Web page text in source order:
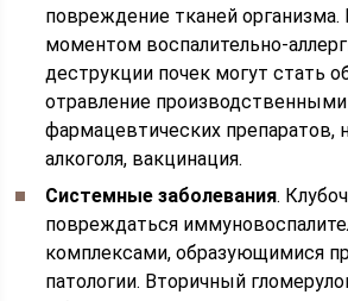
повреждение тканей
моментом воспалительно-
деструкции почек могут стать
отравление
фармацевтических препаратов,
алкоголя, вакцинация.
Системные заболевания.
повреждаться
комплексами, образующимися
патологии. Вторичный